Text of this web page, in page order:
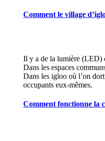
Comment le village
Il y a de la lumière (LED)
Dans les espaces
Dans les igloo où l’on
occupants eux-mêmes.
Comment fonctionne la